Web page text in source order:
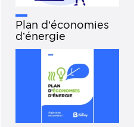
Plan d’économies
d’énergie